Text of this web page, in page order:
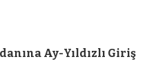
Ay-Yıldızlı Giriş